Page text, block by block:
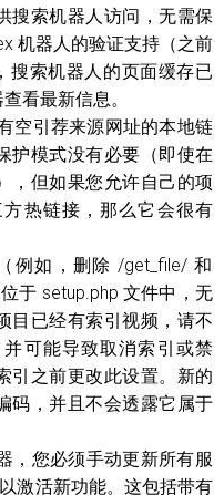
搜索机器人访问，无需保
机器人的验证支持（之前
搜索机器人的页面缓存已
看最新信息。
空引荐来源网址的本地链
护模式没有必要（即使在
，但如果您允许自己的项
热链接，那么它会很有
例如，删除 /get_file/ 和
于 setup.php 文件中，无
目已经有索引视频，请不
可能导致取消索引或禁
引之前更改此设置。新的
码，并且不会透露它属于
，您必须手动更新所有服
激活新功能。这包括带有